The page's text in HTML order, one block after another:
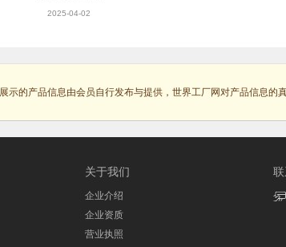
2025-04-02
示的产品信息由会员自行发布与提供，世界工厂网对产品信息的
关于我们
企业介绍
企业资质
营业执照